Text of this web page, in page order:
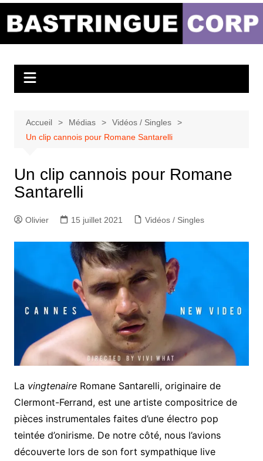
Bastringue Corp –
Musicales
Accueil Médias
Vidéos / Singles
Un clip cannois pour Romane Santarelli
Un clip cannois pour Romane
Santarelli
Olivier 15 juillet 2021 Vidéos / Singles
La vingtenaire Romane Santarelli, originaire de
Clermont-Ferrand, est une artiste compositrice de
pièces instrumentales faites d’une électro pop
teintée d’onirisme. De notre côté, nous l’avions
découverte lors de son fort sympathique live